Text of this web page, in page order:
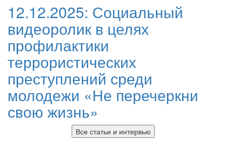
12.12.2025: Социальный
видеоролик в целях
профилактики
террористических
преступлений среди
молодежи «Не перечеркни
свою жизнь»
Все статьи и интервью